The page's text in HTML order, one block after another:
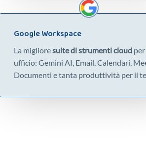
Google Workspace
La miglioresuite di strumenti cloudper
ufficio: Gemini AI, Email, Calendari,
Documenti e tanta produttività per il